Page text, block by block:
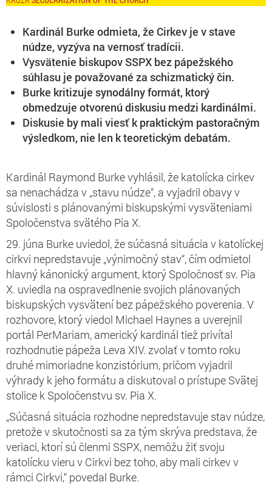
Kardinál Burke odmieta, že Cirkev je v stave
núdze, vyzýva na vernosť tradícii.
Vysvätenie biskupov SSPX bez pápežského
súhlasu je považované za schizmatický čin.
Burke kritizuje synodálny formát, ktorý
obmedzuje otvorenú diskusiu medzi kardinálmi.
Diskusie by mali viesť k praktickým pastoračným
výsledkom, nie len k teoretickým debatám.
Kardinál Raymond Burke vyhlásil, že katolícka cirkev
sa nenachádza v „stavu núdze“, a vyjadril obavy v
súvislosti s plánovanými biskupskými vysväteniami
Spoločenstva svätého Pia X.
29. júna Burke uviedol, že súčasná situácia v katolíckej
cirkvi nepredstavuje „výnimočný stav“, čím odmietol
hlavný kánonický argument, ktorý Spoločnosť sv. Pia
X. uviedla na ospravedlnenie svojich plánovaných
biskupských vysvätení bez pápežského poverenia. V
rozhovore, ktorý viedol Michael Haynes a uverejnil
portál PerMariam, americký kardinál tiež privítal
rozhodnutie pápeža Leva XIV. zvolať v tomto roku
druhé mimoriadne konzistórium, pričom vyjadril
výhrady k jeho formátu a diskutoval o prístupe Svätej
stolice k Spoločenstvu sv. Pia X.
„Súčasná situácia rozhodne nepredstavuje stav núdze,
pretože v skutočnosti sa za tým skrýva predstava, že
veriaci, ktorí sú členmi SSPX, nemôžu žiť svoju
katolícku vieru v Cirkvi bez toho, aby mali cirkev v
rámci Cirkvi,“ povedal Burke.